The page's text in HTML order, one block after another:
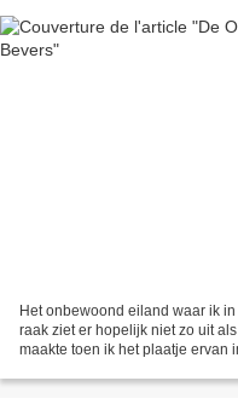
Het onbewoond eiland waar ik
raak ziet er hopelijk niet zo uit
maakte toen ik het plaatje ervan